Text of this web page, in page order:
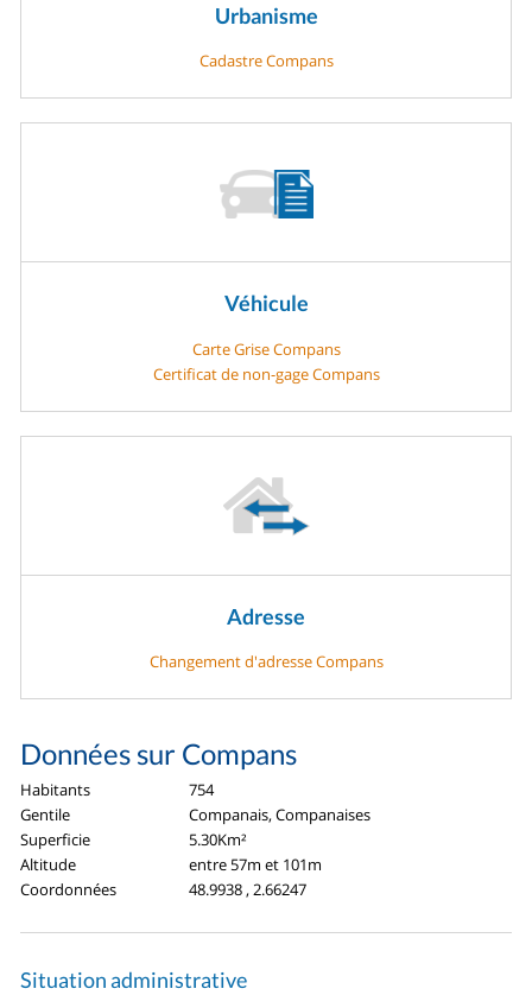
Urbanisme
Cadastre Compans
Véhicule
Carte Grise Compans
Certificat de non-gage Compans
Adresse
Changement d'adresse Compans
Données sur Compans
Habitants
754
Gentile
Companais, Companaises
Superficie
5.30Km²
Altitude
entre 57m et 101m
Coordonnées
48.9938 , 2.66247
Situation administrative